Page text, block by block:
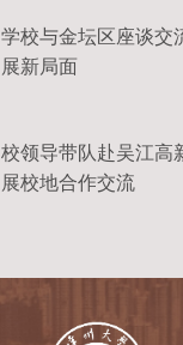
学校与金坛区座谈交
展新局面
校领导带队赴吴江高
展校地合作交流